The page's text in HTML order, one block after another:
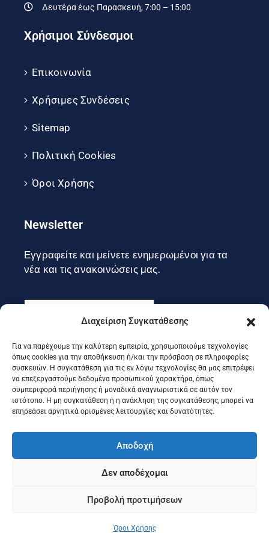
Διαχείριση Συγκατάθεσης
Για να παρέχουμε την καλύτερη εμπειρία, χρησιμοποιούμε τεχνολογίες
όπως cookies για την αποθήκευση ή/και την πρόσβαση σε πληροφορίες
συσκευών. Η συγκατάθεση για τις εν λόγω τεχνολογίες θα μας επιτρέψει
να επεξεργαστούμε δεδομένα προσωπικού χαρακτήρα, όπως
συμπεριφορά περιήγησης ή μοναδικά αναγνωριστικά σε αυτόν τον
ιστότοπο. Η μη συγκατάθεση ή η ανάκληση της συγκατάθεσης, μπορεί να
επηρεάσει αρνητικά ορισμένες λειτουργίες και δυνατότητες.
Αποδοχή
Δεν αποδέχομαι
Προβολή προτιμήσεων
Όροι Χρήσης
Δευτέρα έως Παρασκευή, 7:00 – 15:00
Χρήσιμοι Σύνδεσμοι
Επικοινωνία
Χρήσιμες Συνδέσεις
Sitemap
Πολιτική Cookies
Όροι Χρήσης
Newsletter
Εγγραφείτε και μείνετε ενημερωμένοι για τα
νέα και τις ανακοινώσεις μας.
Εγγραφή
Ακολουθήστε μας στα social
©2025 Portal Επιμελητηρίου Κέρκυρας, Designed & Developed